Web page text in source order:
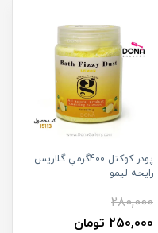
پودر کوکتل 400گرمي گلاريس
رايحه ليمو
280,000
250,000 تومان